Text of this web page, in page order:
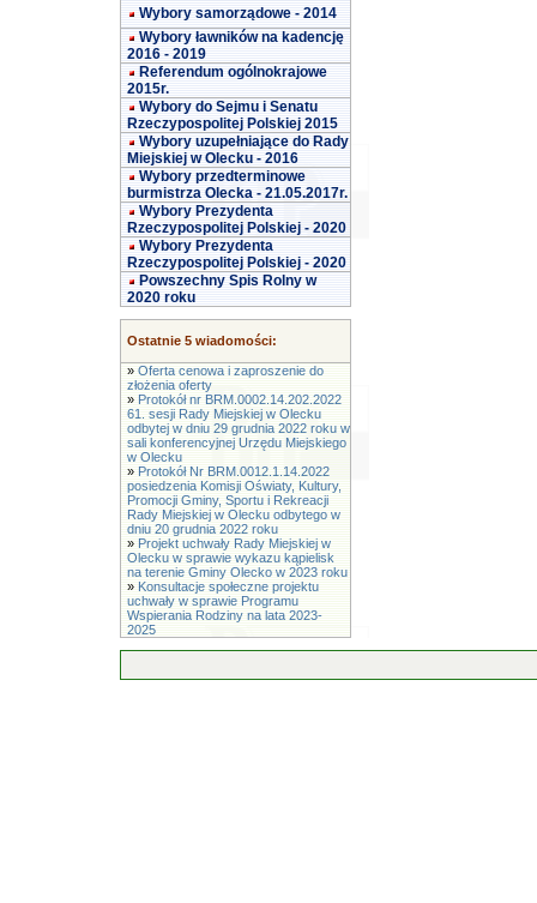
Wybory samorządowe - 2014
Wybory ławników na kadencję
2016 - 2019
Referendum ogólnokrajowe
2015r.
Wybory do Sejmu i Senatu
Rzeczypospolitej Polskiej 2015
Wybory uzupełniające do Rady
Miejskiej w Olecku - 2016
Wybory przedterminowe
burmistrza Olecka - 21.05.2017r.
Wybory Prezydenta
Rzeczypospolitej Polskiej - 2020
Wybory Prezydenta
Rzeczypospolitej Polskiej - 2020
Powszechny Spis Rolny w
2020 roku
Ostatnie 5 wiadomości:
» Oferta cenowa i zaproszenie do
złożenia oferty
» Protokół nr BRM.0002.14.202.2022
61. sesji Rady Miejskiej w Olecku
odbytej w dniu 29 grudnia 2022 roku w
sali konferencyjnej Urzędu Miejskiego
w Olecku
» Protokół Nr BRM.0012.1.14.2022
posiedzenia Komisji Oświaty, Kultury,
Promocji Gminy, Sportu i Rekreacji
Rady Miejskiej w Olecku odbytego w
dniu 20 grudnia 2022 roku
» Projekt uchwały Rady Miejskiej w
Olecku w sprawie wykazu kąpielisk
na terenie Gminy Olecko w 2023 roku
» Konsultacje społeczne projektu
uchwały w sprawie Programu
Wspierania Rodziny na lata 2023-
2025